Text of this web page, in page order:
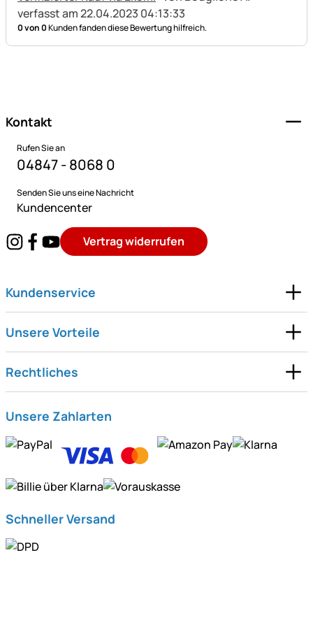
verfasst am 22.04.2023 04:13:33
0 von 0Kunden fanden diese Bewertung hilfreich.
Kontakt
Rufen Sie an
04847 - 8068 0
Senden Sie uns eine Nachricht
Kundencenter
Vertrag widerrufen
Kundenservice
Unsere Vorteile
Rechtliches
Unsere Zahlarten
Schneller Versand